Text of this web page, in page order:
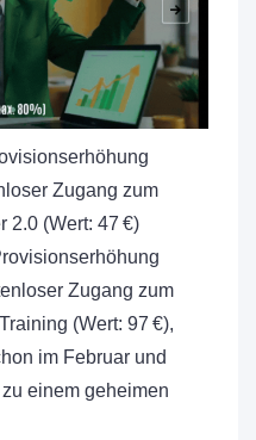
Zugang zum
2.0 (Wert: 47 €)
Zugang zum
(Wert: 97 €),
im Februar und
einem geheimen